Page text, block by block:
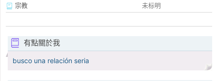
宗教
未标明
有點關於我
busco una relación seria